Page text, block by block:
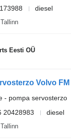
diesel
Eesti OÜ
- pompa servosterzo
20428983
diesel